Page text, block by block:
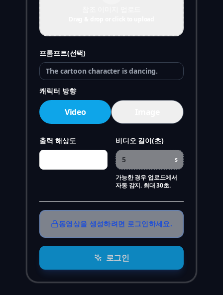
프롬프트(선택)
캐릭터 방향
Video
출력 해상도 비디오 길이(초)
s
가능한 경우 업로드에서
자동 감지. 최대 30초.
동영상을 생성하려면 로그인하세요.
로그인